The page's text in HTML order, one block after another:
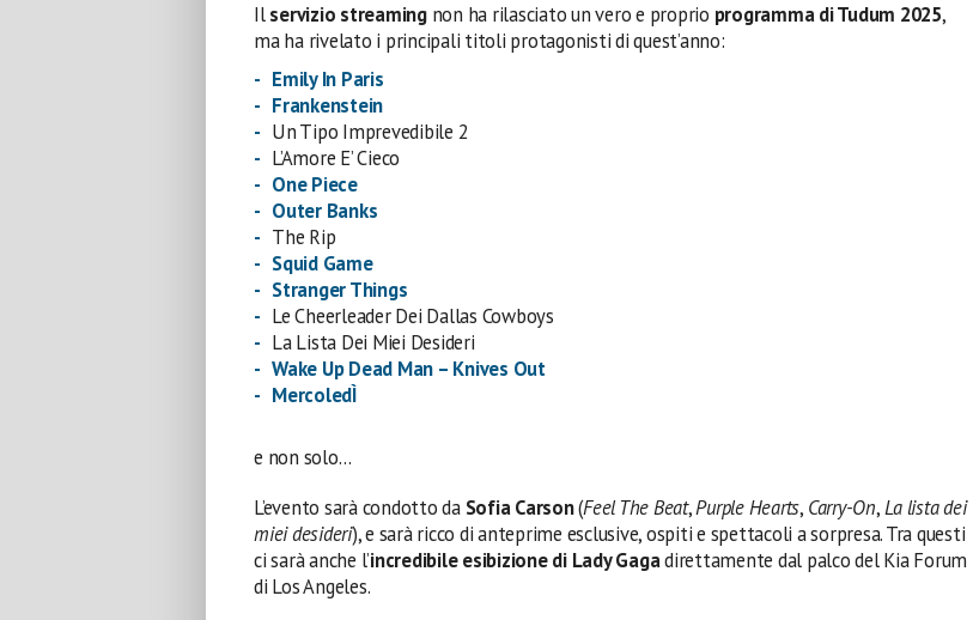
Ilservizio streamingnon ha rilasciato un vero e proprio programma di Tudum 2025,
ma ha rivelato i principali titoli protagonisti di quest’anno:
Emily In Paris
Frankenstein
Un Tipo Imprevedibile 2
L’Amore E’ Cieco
One Piece
Outer Banks
The Rip
Squid Game
Stranger Things
Le Cheerleader Dei Dallas Cowboys
La Lista Dei Miei Desideri
Wake Up Dead Man – Knives Out
MercoledÌ
e non solo…
L’evento sarà condotto da Sofia Carson(Feel The Beat,Purple Hearts, Carry-On,La lista dei
miei desideri), e sarà ricco di anteprime esclusive, ospiti e spettacoli a sorpresa. Tra questi
ci sarà anche l’incredibile esibizione di Lady Gagadirettamente dal palco del Kia Forum
di Los Angeles.